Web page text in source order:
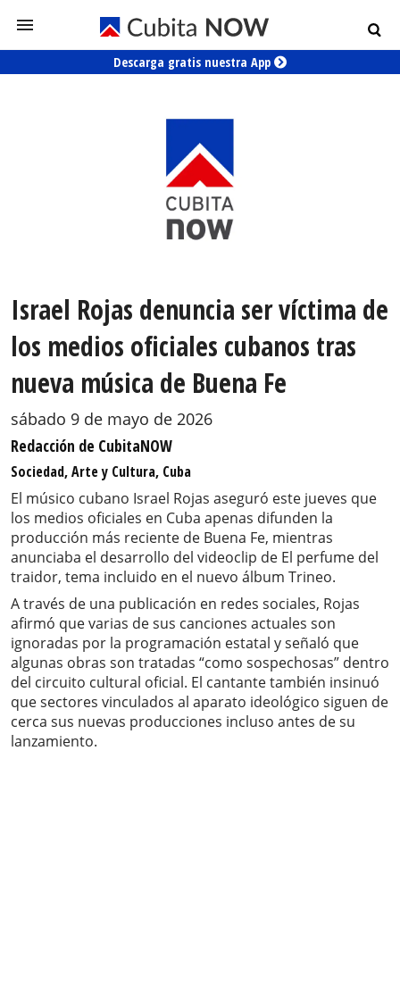
Descarga gratis nuestra App
Israel Rojas denuncia ser víctima de
los medios oficiales cubanos tras
nueva música de Buena Fe
sábado 9 de mayo de 2026
Redacción de CubitaNOW
Sociedad, Arte y Cultura, Cuba
El músico cubano Israel Rojas aseguró este jueves que
los medios oficiales en Cuba apenas difunden la
producción más reciente de Buena Fe, mientras
anunciaba el desarrollo del videoclip de El perfume del
traidor, tema incluido en el nuevo álbum Trineo.
A través de una publicación en redes sociales, Rojas
afirmó que varias de sus canciones actuales son
ignoradas por la programación estatal y señaló que
algunas obras son tratadas “como sospechosas” dentro
del circuito cultural oficial. El cantante también insinuó
que sectores vinculados al aparato ideológico siguen de
cerca sus nuevas producciones incluso antes de su
lanzamiento.